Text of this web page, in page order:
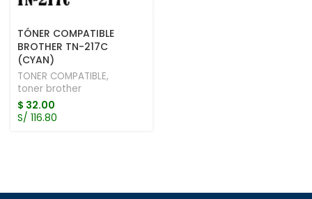
TÓNER COMPATIBLE
BROTHER TN-217C
(CYAN)
TONER COMPATIBLE,
toner brother
$ 32.00
S/ 116.80